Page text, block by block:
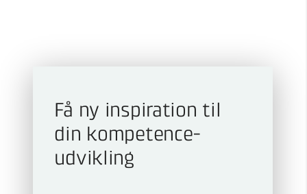
Få ny inspiration til
din kompetence­
udvikling